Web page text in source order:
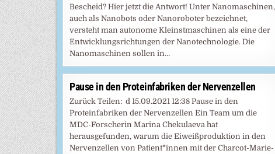
Bescheid? Hier jetzt die Antwort! Unter Nanomaschinen,
auch als Nanobots oder Nanoroboter bezeichnet,
versteht man autonome Kleinstmaschinen als eine der
Entwicklungsrichtungen der Nanotechnologie. Die
Nanomaschinen sollen in…
Pause in den Proteinfabriken der Nervenzellen
Zurück Teilen: d 15.09.2021 12:38 Pause in den
Proteinfabriken der Nervenzellen Ein Team um die
MDC-Forscherin Marina Chekulaeva hat
herausgefunden, warum die Eiweißproduktion in den
Nervenzellen von Patient*innen mit der Charcot-Marie-